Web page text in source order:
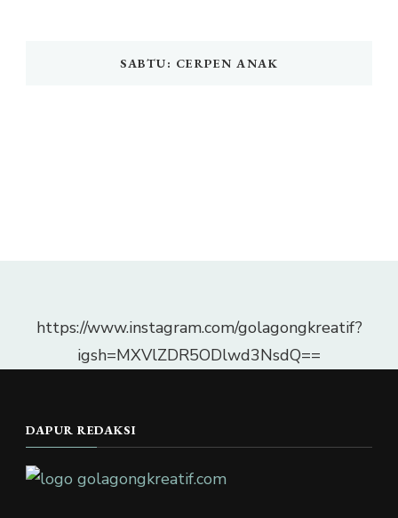
SABTU: CERPEN ANAK
https://www.instagram.com/golagongkreatif?
igsh=MXVlZDR5ODlwd3NsdQ==
DAPUR REDAKSI